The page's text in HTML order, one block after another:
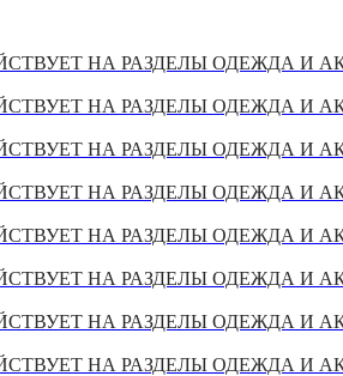
НА РАЗДЕЛЫ ОДЕЖДА И
НА РАЗДЕЛЫ ОДЕЖДА И
НА РАЗДЕЛЫ ОДЕЖДА И
НА РАЗДЕЛЫ ОДЕЖДА И
НА РАЗДЕЛЫ ОДЕЖДА И
НА РАЗДЕЛЫ ОДЕЖДА И
НА РАЗДЕЛЫ ОДЕЖДА И
НА РАЗДЕЛЫ ОДЕЖДА И